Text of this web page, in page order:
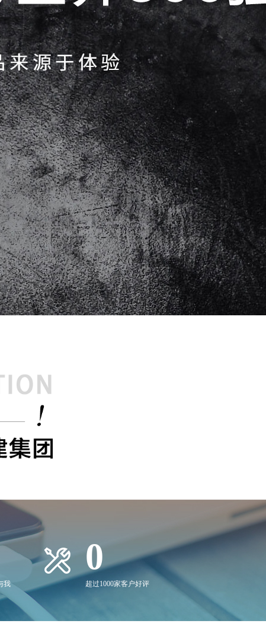
我
0
超过1000家客户好评